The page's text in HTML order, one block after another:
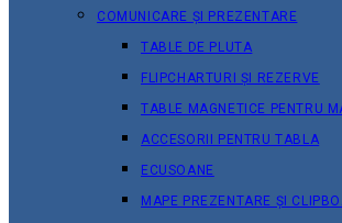
COMUNICARE ȘI PREZENTARE
TABLE DE PLUTA
FLIPCHARTURI ȘI REZERVE
TABLE MAGNETICE PENTRU
ACCESORII PENTRU TABLA
ECUSOANE
MAPE PREZENTARE ȘI